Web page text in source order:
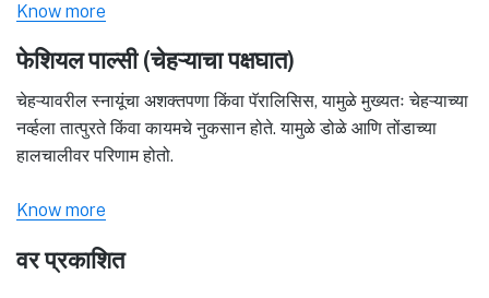
Know more
फेशियल पाल्सी (चेहऱ्याचा पक्षघात)
चेहऱ्यावरील स्नायूंचा अशक्तपणा किंवा पॅरालिसिस, यामुळे मुख्यतः चेहऱ्याच्या
नर्व्हला तात्पुरते किंवा कायमचे नुकसान होते. यामुळे डोळे आणि तोंडाच्या
हालचालीवर परिणाम होतो.
Know more
वर प्रकाशित